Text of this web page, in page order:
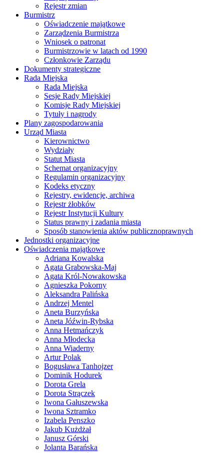
Rejestr zmian
Burmistrz
Oświadczenie majątkowe
Zarządzenia Burmistrza
Wniosek o patronat
Burmistrzowie w latach od 1990
Członkowie Zarządu
Dokumenty strategiczne
Rada Miejska
Rada Miejska
Sesje Rady Miejskiej
Komisje Rady Miejskiej
Tytuły i nagrody
Plany zagospodarowania
Urząd Miasta
Kierownictwo
Wydziały
Statut Miasta
Schemat organizacyjny
Regulamin organizacyjny
Kodeks etyczny
Rejestry, ewidencje, archiwa
Rejestr żłobków
Rejestr Instytucji Kultury
Status prawny i zadania miasta
Sposób stanowienia aktów publicznoprawnych
Jednostki organizacyjne
Oświadczenia majątkowe
Adriana Kowalska
Agata Grabowska-Maj
Agata Król-Nowakowska
Agnieszka Pokorny
Aleksandra Palińska
Andrzej Mentel
Aneta Burzyńska
Aneta Jóźwin-Rybska
Anna Hetmańczyk
Anna Młodecka
Anna Wiaderny
Artur Polak
Bogusława Tanhojzer
Dominik Hodurek
Dorota Grela
Dorota Strączek
Iwona Gałuszewska
Iwona Sztramko
Izabela Penszko
Jakub Kużdżał
Janusz Górski
Jolanta Barańska